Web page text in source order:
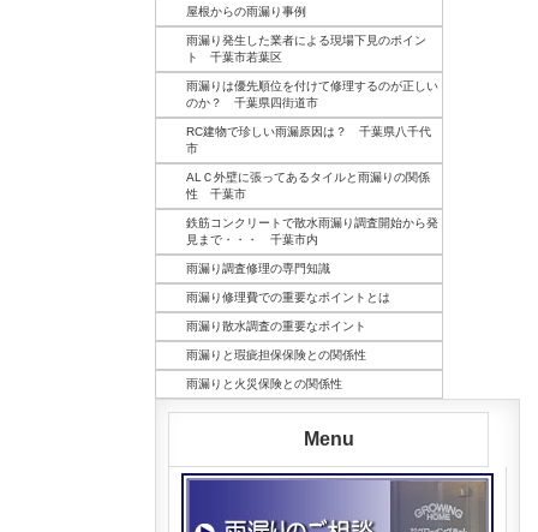
屋根からの雨漏り事例
雨漏り発生した業者による現場下見のポイン
ト 千葉市若葉区
雨漏りは優先順位を付けて修理するのが正しい
のか？ 千葉県四街道市
RC建物で珍しい雨漏原因は？ 千葉県八千代
市
ALＣ外壁に張ってあるタイルと雨漏りの関係
性 千葉市
鉄筋コンクリートで散水雨漏り調査開始から発
見まで・・・ 千葉市内
雨漏り調査修理の専門知識
雨漏り修理費での重要なポイントとは
雨漏り散水調査の重要なポイント
雨漏りと瑕疵担保保険との関係性
雨漏りと火災保険との関係性
Menu